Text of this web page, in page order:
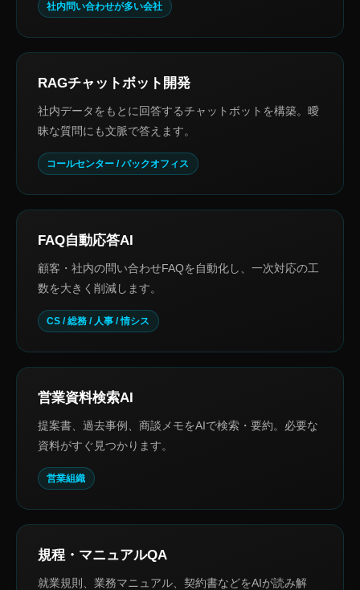
社内問い合わせが多い会社
RAGチャットボット開発
社内データをもとに回答するチャットボットを構築。曖
昧な質問にも文脈で答えます。
コールセンター / バックオフィス
FAQ自動応答AI
顧客・社内の問い合わせFAQを自動化し、一次対応の工
数を大きく削減します。
CS / 総務 / 人事 / 情シス
営業資料検索AI
提案書、過去事例、商談メモをAIで検索・要約。必要な
資料がすぐ見つかります。
営業組織
規程・マニュアルQA
就業規則、業務マニュアル、契約書などをAIが読み解